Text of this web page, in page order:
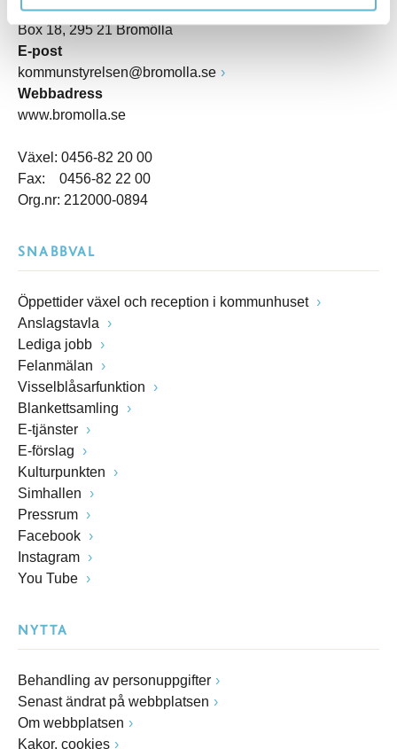
Postadress
Box 18, 295 21 Bromölla
E-post
kommunstyrelsen@bromolla.se
Webbadress
www.bromolla.se
Växel: 0456-82 20 00
Fax: 0456-82 22 00
Org.nr: 212000-0894
SNABBVAL
Öppettider växel och reception i kommunhuset
Anslagstavla
Lediga jobb
Felanmälan
Visselblåsarfunktion
Blankettsamling
E-tjänster
E-förslag
Kulturpunkten
Simhallen
Pressrum
Facebook
Instagram
You Tube
NYTTA
Behandling av personuppgifter
Senast ändrat på webbplatsen
Om webbplatsen
Kakor, cookies